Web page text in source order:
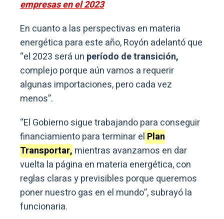
empresas en el 2023
En cuanto a las perspectivas en materia
energética para este año, Royón adelantó que
“el 2023 será un período de transición,
complejo porque aún vamos a requerir
algunas importaciones, pero cada vez
menos”.
“El Gobierno sigue trabajando para conseguir
financiamiento para terminar el Plan
Transportar, mientras avanzamos en dar
vuelta la página en materia energética, con
reglas claras y previsibles porque queremos
poner nuestro gas en el mundo”, subrayó la
funcionaria.